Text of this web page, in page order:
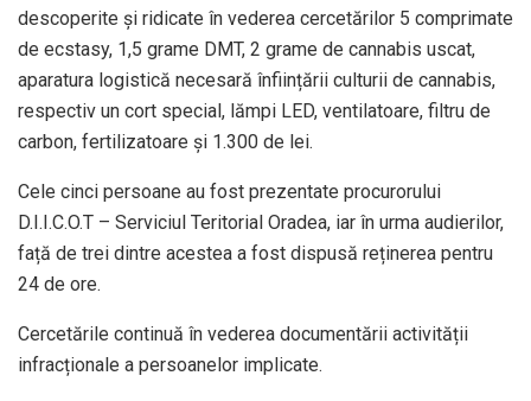
descoperite și ridicate în vederea cercetărilor 5 comprimate
de ecstasy, 1,5 grame DMT, 2 grame de cannabis uscat,
aparatura logistică necesară înființării culturii de cannabis,
respectiv un cort special, lămpi LED, ventilatoare, filtru de
carbon, fertilizatoare și 1.300 de lei.
Cele cinci persoane au fost prezentate procurorului
D.I.I.C.O.T – Serviciul Teritorial Oradea, iar în urma audierilor,
față de trei dintre acestea a fost dispusă reținerea pentru
24 de ore.
Cercetările continuă în vederea documentării activității
infracționale a persoanelor implicate.